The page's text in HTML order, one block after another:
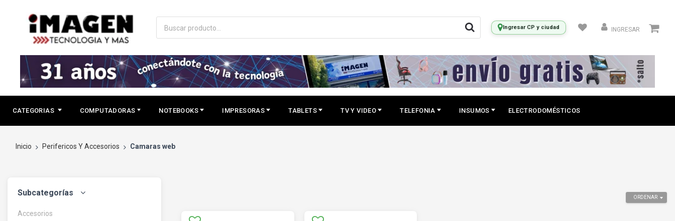
Ingresar CP y ciudad INGRESAR
CATEGORIAS COMPUTADORAS NOTEBOOKS IMPRESORAS TABLETS TV Y VIDEO TELEFONIA INSUMOS ELECTRODOMÉSTICOS
Inicio Perifericos Y Accesorios Camaras web
Subcategorías
Accesorios
ORDENAR